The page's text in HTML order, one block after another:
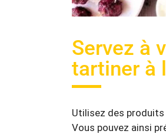
Servez à
tartiner à
Utilisez des
Vous pouvez ainsi